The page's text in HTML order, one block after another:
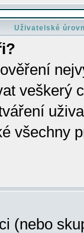
Uživatelské
veškerý
všechny
(nebo